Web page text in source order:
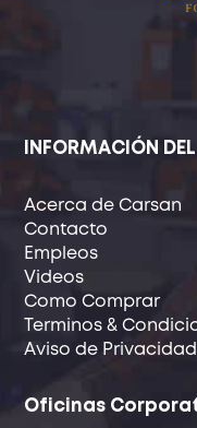
INFORMACIÓN
Acerca de Carsan
Contacto
Empleos
Videos
Como Comprar
Terminos &
Aviso de Privacidad
Oficinas